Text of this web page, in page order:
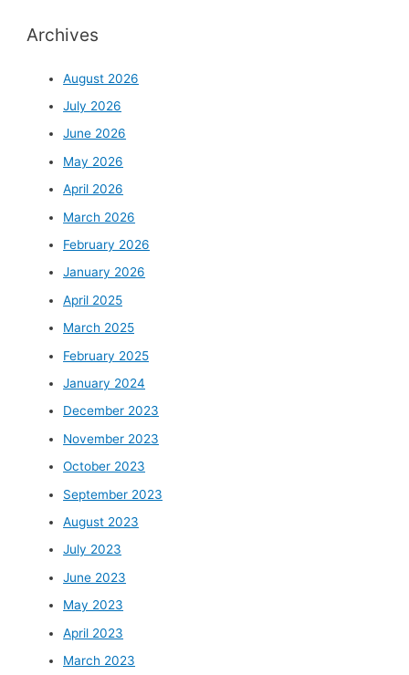
Archives
August 2026
July 2026
June 2026
May 2026
April 2026
March 2026
February 2026
January 2026
April 2025
March 2025
February 2025
January 2024
December 2023
November 2023
October 2023
September 2023
August 2023
July 2023
June 2023
May 2023
April 2023
March 2023